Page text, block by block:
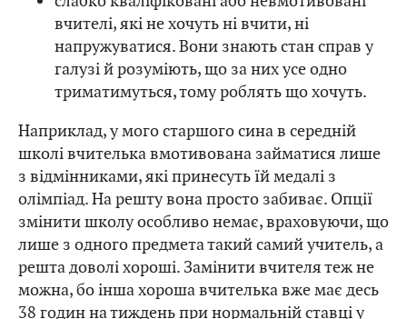
вчителі, які не хочуть ні вчити, ні
напружуватися. Вони знають стан справ у
галузі й розуміють, що за них усе одно
триматимуться, тому роблять що хочуть.
Наприклад, у мого старшого сина в середній
школі вчителька вмотивована займатися лише
з відмінниками, які принесуть їй медалі з
олімпіад. На решту вона просто забиває. Опції
змінити школу особливо немає, враховуючи, що
лише з одного предмета такий самий учитель, а
решта доволі хороші. Замінити вчителя теж не
можна, бо інша хороша вчителька вже має десь
38 годин на тиждень при нормальній ставці у